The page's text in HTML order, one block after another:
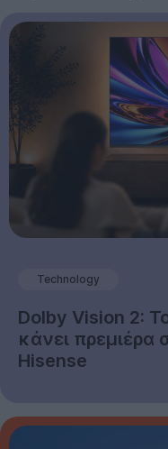
Technology
Dolby Vision 2:
κάνει πρεμιέρα
Hisense